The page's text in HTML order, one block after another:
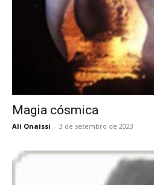
Magia cósmica
Ali Onaissi - 3 de setembro de 2023